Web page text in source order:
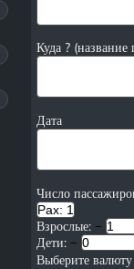
Куда ? (название
Дата
Число
Pax: 1
Взрослые: −
Дети: −
Выберите валюту